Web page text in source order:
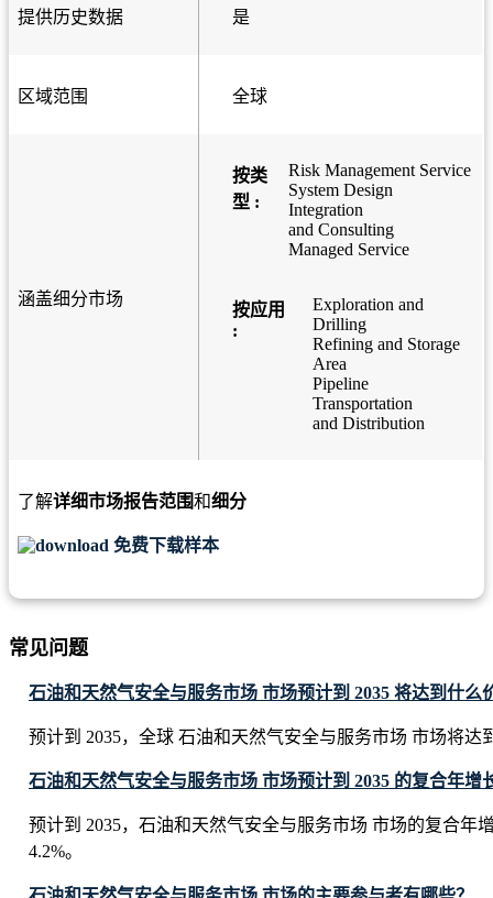
提供历史数据 是
区域范围 全球
涵盖细分市场
按类
型 :
Risk Management Service
System Design
Integration
and Consulting
Managed Service
按应用
:
Exploration and
Drilling
Refining and Storage
Area
Pipeline
Transportation
and Distribution
了解详细市场报告范围和细分
免费下载样本
常见问题
石油和天然气安全与服务市场 市场预计到 2035 将达到什么
预计到 2035，全球 石油和天然气安全与服务市场 市场将达
石油和天然气安全与服务市场 市场预计到 2035 的复合年增
预计到 2035，石油和天然气安全与服务市场 市场的复合年
4.2%。